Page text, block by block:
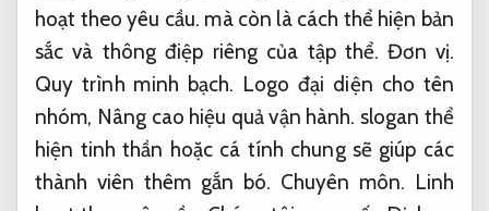
hoạt theo yêu cầu. mà còn là cách thể hiện bản
sắc và thông điệp riêng của tập thể.Đơn vị.
Quy trình minh bạch. Logo đại diện cho tên
nhóm, Nâng cao hiệu quả vận hành. slogan thể
hiện tinh thần hoặc cá tính chung sẽ giúp các
thành viên thêm gắn bó. Chuyên môn. Linh